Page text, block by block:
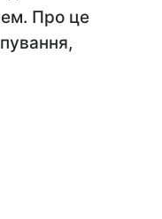
Про це